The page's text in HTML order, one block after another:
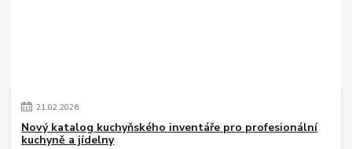
21.02.2026
Nový katalog kuchyňského inventáře pro profesionální
kuchyně a jídelny